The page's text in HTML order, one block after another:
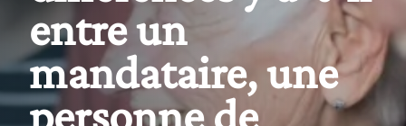
entre un
mandataire, une
personne de